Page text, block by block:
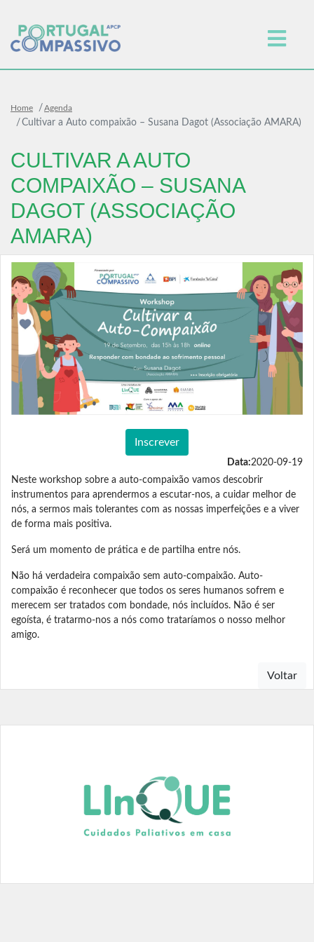
Home Agenda
Cultivar a Auto compaixão – Susana Dagot (Associação AMARA)
CULTIVAR A AUTO
COMPAIXÃO – SUSANA
DAGOT (ASSOCIAÇÃO
AMARA)
Inscrever
Data:2020-09-19
Neste workshop sobre a auto-compaixão vamos descobrir
instrumentos para aprendermos a escutar-nos, a cuidar melhor de
nós, a sermos mais tolerantes com as nossas imperfeições e a viver
de forma mais positiva.
Será um momento de prática e de partilha entre nós.
Não há verdadeira compaixão sem auto-compaixão. Auto-
compaixão é reconhecer que todos os seres humanos sofrem e
merecem ser tratados com bondade, nós incluídos. Não é ser
egoísta, é tratarmo-nos a nós como trataríamos o nosso melhor
amigo.
Voltar